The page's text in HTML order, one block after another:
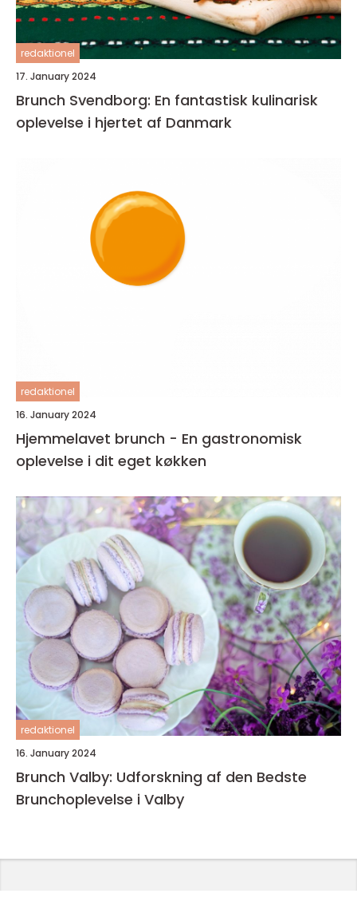
redaktionel
17. January 2024
Brunch Svendborg: En fantastisk kulinarisk
oplevelse i hjertet af Danmark
redaktionel
16. January 2024
Hjemmelavet brunch - En gastronomisk
oplevelse i dit eget køkken
redaktionel
16. January 2024
Brunch Valby: Udforskning af den Bedste
Brunchoplevelse i Valby